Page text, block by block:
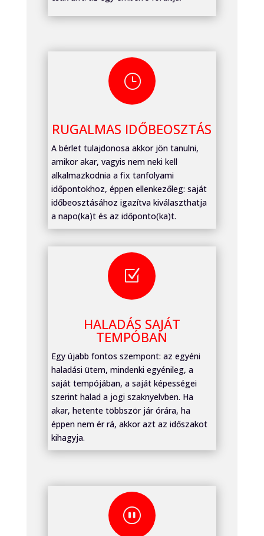
}
RUGALMAS IDŐBEOSZTÁS
A bérlet tulajdonosa akkor jön tanulni,
amikor akar, vagyis nem neki kell
alkalmazkodnia a fix tanfolyami
időpontokhoz, éppen ellenkezőleg: saját
időbeosztásához igazítva kiválaszthatja
a napo(ka)t és az időponto(ka)t.
Z
HALADÁS SAJÁT
TEMPÓBAN
Egy újabb fontos szempont: az egyéni
haladási ütem, mindenki egyénileg, a
saját tempójában, a saját képességei
szerint halad a jogi szaknyelvben. Ha
akar, hetente többször jár órára, ha
éppen nem ér rá, akkor azt az időszakot
kihagyja.
_